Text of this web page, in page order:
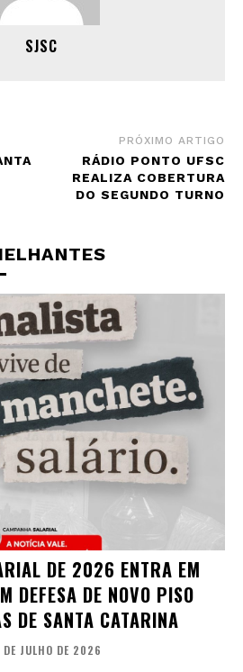
SJSC
PRÓXIMO ARTIGO
RÁDIO PONTO UFSC
REALIZA COBERTURA
DO SEGUNDO TURNO
DE 2026 ENTRA EM
DEFESA DE NOVO PISO
DE SANTA CATARINA
DE JULHO DE 2026